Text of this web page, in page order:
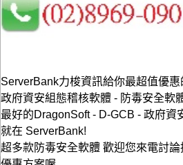
ServerBank力梭資訊給你最超值優
政府資安組態稽核軟體 - 防毒安全軟
最好的DragonSoft - D-GCB - 政府資
就在 ServerBank!
超多款防毒安全軟體 歡迎您來電討